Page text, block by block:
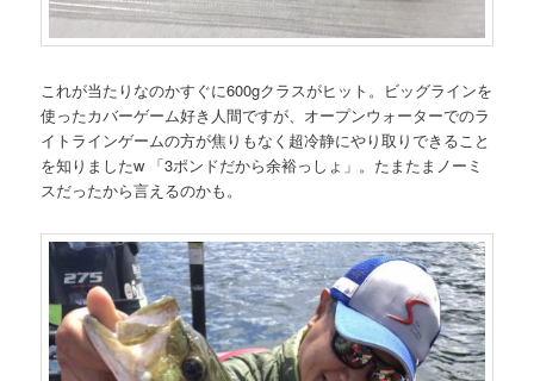
これが当たりなのかすぐに600gクラスがヒット。ビッグラインを
使ったカバーゲーム好き人間ですが、オープンウォーターでのラ
イトラインゲームの方が焦りもなく超冷静にやり取りできること
を知りましたw 「3ポンドだから余裕っしょ」。たまたまノーミ
スだったから言えるのかも。